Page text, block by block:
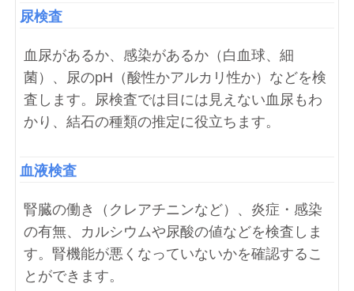
尿検査
血尿があるか、感染があるか（白血球、細
菌）、尿のpH（酸性かアルカリ性か）などを検
査します。尿検査では目には見えない血尿もわ
かり、結石の種類の推定に役立ちます。
血液検査
腎臓の働き（クレアチニンなど）、炎症・感染
の有無、カルシウムや尿酸の値などを検査しま
す。腎機能が悪くなっていないかを確認するこ
とができます。